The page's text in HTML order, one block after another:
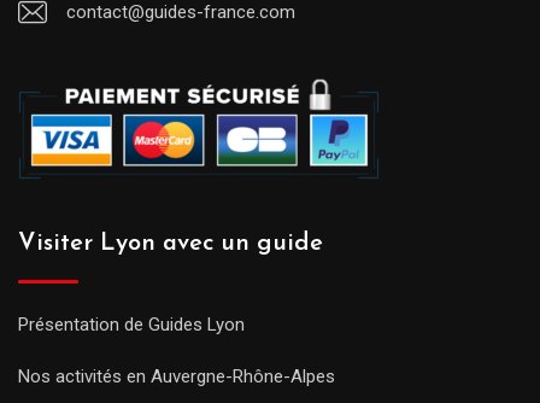
contact@guides-france.com
Visiter Lyon avec un guide
Présentation de Guides Lyon
Nos activités en Auvergne-Rhône-Alpes